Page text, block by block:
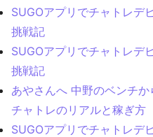
SUGOアプリでチャトレデ
挑戦記
SUGOアプリでチャトレデ
挑戦記
あやさんへ 中野のベンチ
チャトレのリアルと稼ぎ方
SUGOアプリでチャトレデ